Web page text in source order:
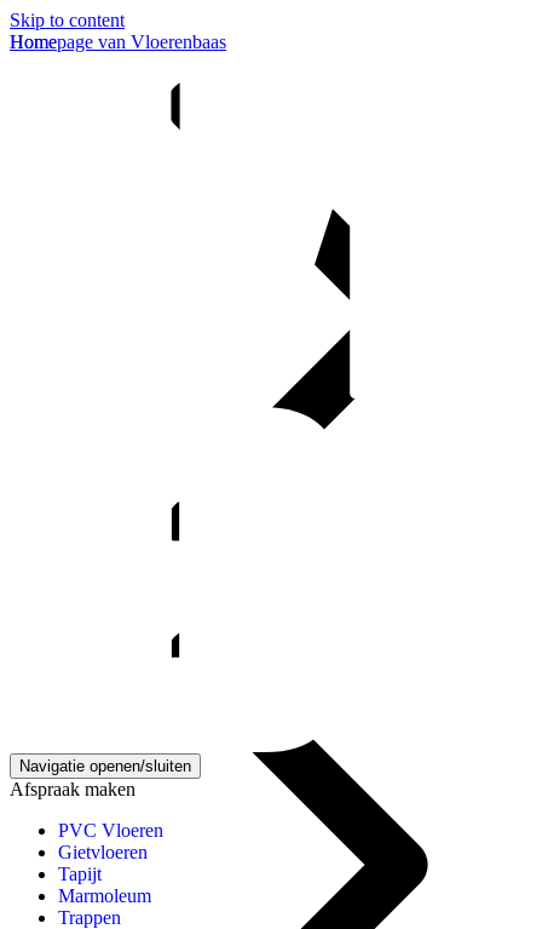
Skip to content
Homepage van Vloerenbaas
Navigatie openen/sluiten
Afspraak maken
PVC Vloeren
Gietvloeren
Tapijt
Marmoleum
Trappen
Home